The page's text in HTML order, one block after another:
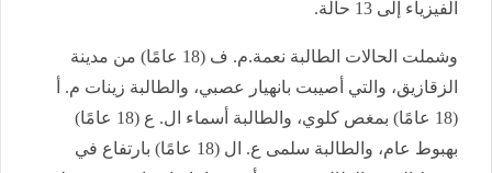
الفيزياء إلى 13 حالة.
وشملت الحالات الطالبة نعمة.م. ف (18 عامًا) من مدينة
الزقازيق، والتي أصيبت بانهيار عصبي، والطالبة زينات م. أ
(18 عامًا) بمغص كلوي، والطالبة أسماء ال. ع (18 عامًا)
بهبوط عام، والطالبة سلمى ع. ال (18 عامًا) بارتفاع في